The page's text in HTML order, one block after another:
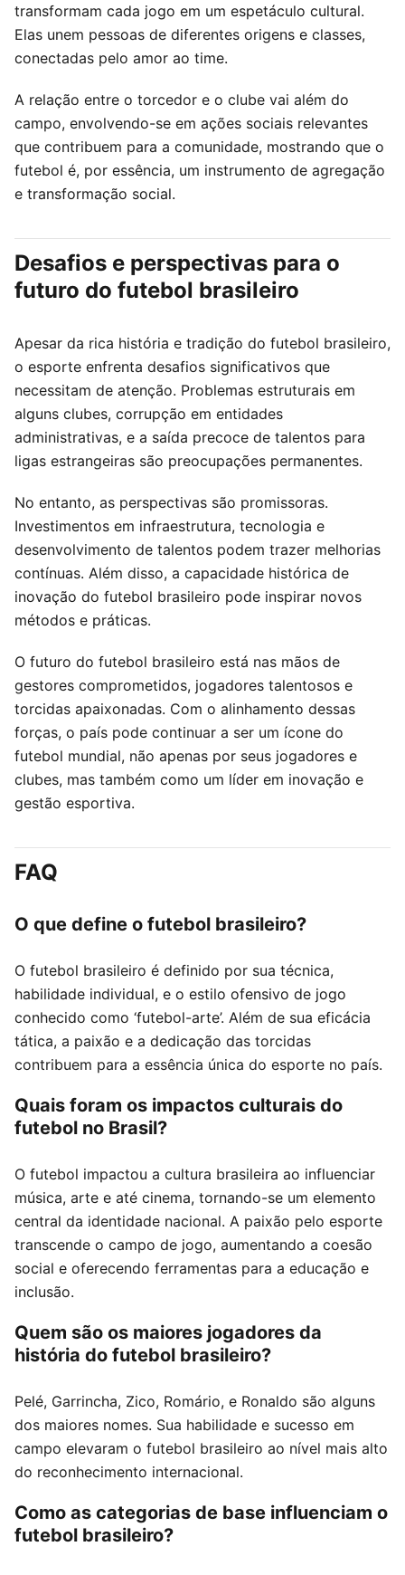
transformam cada jogo em um espetáculo cultural.
Elas unem pessoas de diferentes origens e classes,
conectadas pelo amor ao time.
A relação entre o torcedor e o clube vai além do
campo, envolvendo-se em ações sociais relevantes
que contribuem para a comunidade, mostrando que o
futebol é, por essência, um instrumento de agregação
e transformação social.
Desafios e perspectivas para o
futuro do futebol brasileiro
Apesar da rica história e tradição do futebol brasileiro,
o esporte enfrenta desafios significativos que
necessitam de atenção. Problemas estruturais em
alguns clubes, corrupção em entidades
administrativas, e a saída precoce de talentos para
ligas estrangeiras são preocupações permanentes.
No entanto, as perspectivas são promissoras.
Investimentos em infraestrutura, tecnologia e
desenvolvimento de talentos podem trazer melhorias
contínuas. Além disso, a capacidade histórica de
inovação do futebol brasileiro pode inspirar novos
métodos e práticas.
O futuro do futebol brasileiro está nas mãos de
gestores comprometidos, jogadores talentosos e
torcidas apaixonadas. Com o alinhamento dessas
forças, o país pode continuar a ser um ícone do
futebol mundial, não apenas por seus jogadores e
clubes, mas também como um líder em inovação e
gestão esportiva.
FAQ
O que define o futebol brasileiro?
O futebol brasileiro é definido por sua técnica,
habilidade individual, e o estilo ofensivo de jogo
conhecido como ‘futebol-arte’. Além de sua eficácia
tática, a paixão e a dedicação das torcidas
contribuem para a essência única do esporte no país.
Quais foram os impactos culturais do
futebol no Brasil?
O futebol impactou a cultura brasileira ao influenciar
música, arte e até cinema, tornando-se um elemento
central da identidade nacional. A paixão pelo esporte
transcende o campo de jogo, aumentando a coesão
social e oferecendo ferramentas para a educação e
inclusão.
Quem são os maiores jogadores da
história do futebol brasileiro?
Pelé, Garrincha, Zico, Romário, e Ronaldo são alguns
dos maiores nomes. Sua habilidade e sucesso em
campo elevaram o futebol brasileiro ao nível mais alto
do reconhecimento internacional.
Como as categorias de base influenciam o
futebol brasileiro?